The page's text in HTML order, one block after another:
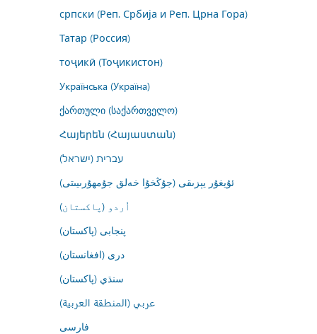
српски (Реп. Србија и Реп. Црна Гора)
Татар (Россия)
тоҷикӣ (Тоҷикистон)
Українська (Україна)
ქართული (საქართველო)
Հայերեն (Հայաստան)
עברית (ישראל)
ئۇيغۇر يېزىقى (جۇڭخۇا خەلق جۇمھۇرىيىتى)
اُردو (پاکستان)
پنجابی (پاکستان)
درى (افغانستان)
سنڌي (پاکستان)
عربي (المنطقة العربية)
فارسى